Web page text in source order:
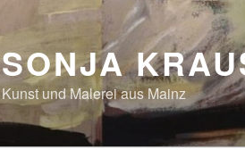
SONJA
Kunst und Malerei aus Mainz